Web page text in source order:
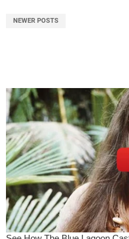
NEWER POSTS